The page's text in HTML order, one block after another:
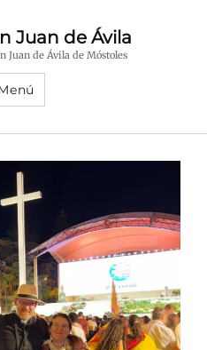
Juan de Ávila
Juan de Ávila de Móstoles